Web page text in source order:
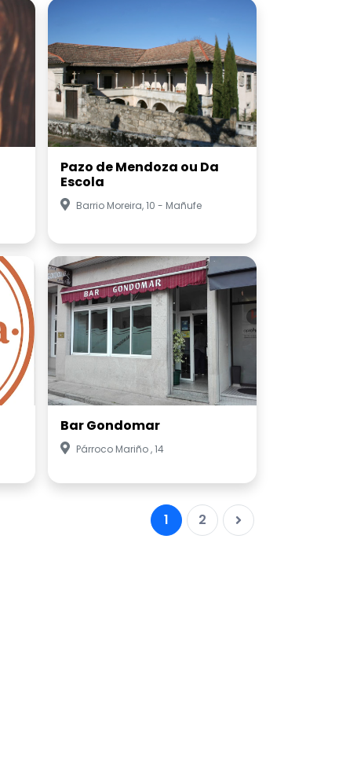
Pazo de Mendoza ou Da
Escola
Barrio Moreira, 10 - Mañufe
Bar Gondomar
Párroco Mariño , 14
1 2